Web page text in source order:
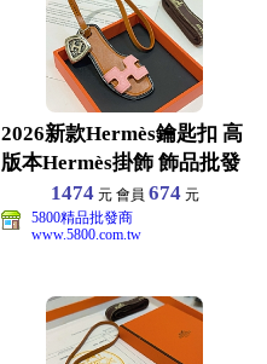
2026新款Hermès鑰匙扣 高
版本Hermès掛飾 飾品批發
1474元 會員 674元
5800精品批發商
www.5800.com.tw